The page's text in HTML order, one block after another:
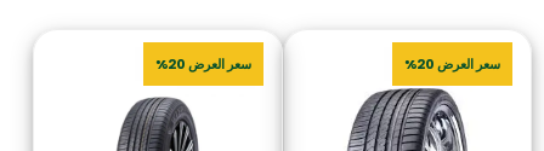
سعر العرض 20% سعر العرض 20%